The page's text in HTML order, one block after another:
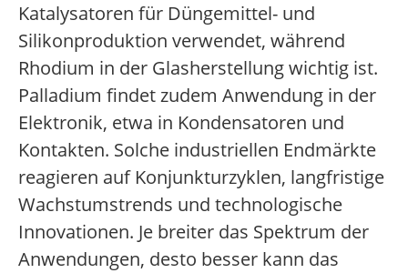
Katalysatoren für Düngemittel- und
Silikonproduktion verwendet, während
Rhodium in der Glasherstellung wichtig ist.
Palladium findet zudem Anwendung in der
Elektronik, etwa in Kondensatoren und
Kontakten. Solche industriellen Endmärkte
reagieren auf Konjunkturzyklen, langfristige
Wachstumstrends und technologische
Innovationen. Je breiter das Spektrum der
Anwendungen, desto besser kann das